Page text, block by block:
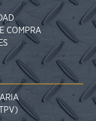
COMPRA